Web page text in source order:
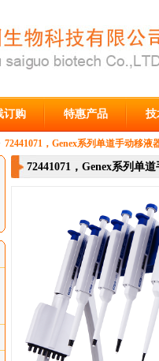
订购 特惠产品 技
72441071，Genex系列单道手动移
72441071，Genex系列单